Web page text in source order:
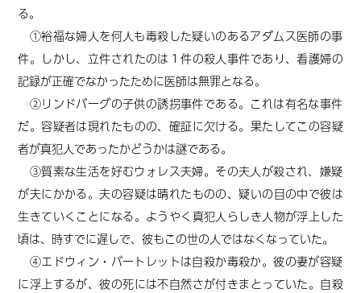
る。
①裕福な婦人を何人も毒殺した疑いのあるアダムス医師の事
件。しかし、立件されたのは１件の殺人事件であり、看護婦の
記録が正確でなかったために医師は無罪となる。
②リンドバーグの子供の誘拐事件である。これは有名な事件
だ。容疑者は現れたものの、確証に欠ける。果たしてこの容疑
者が真犯人であったかどうかは謎である。
③質素な生活を好むウォレス夫婦。その夫人が殺され、嫌疑
が夫にかかる。夫の容疑は晴れたものの、疑いの目の中で彼は
生きていくことになる。ようやく真犯人らしき人物が浮上した
頃は、時すでに遅しで、彼もこの世の人ではなくなっていた。
④エドウィン・バートレットは自殺か毒殺か。彼の妻が容疑
に浮上するが、彼の死には不自然さが付きまとっていた。自殺